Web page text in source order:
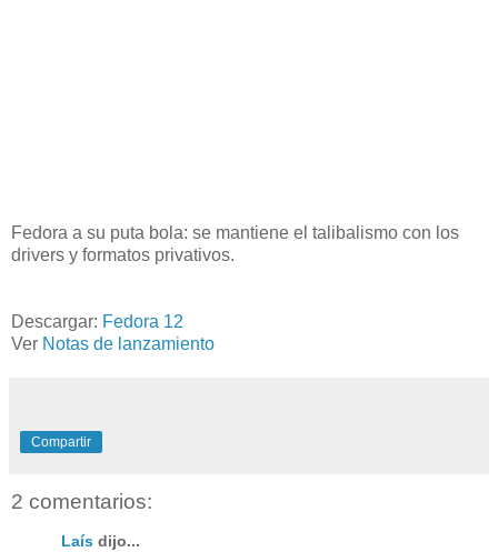
Fedora a su puta bola: se mantiene el talibalismo con los
drivers y formatos privativos.
Descargar: Fedora 12
Ver Notas de lanzamiento
Compartir
2 comentarios:
Laís dijo...